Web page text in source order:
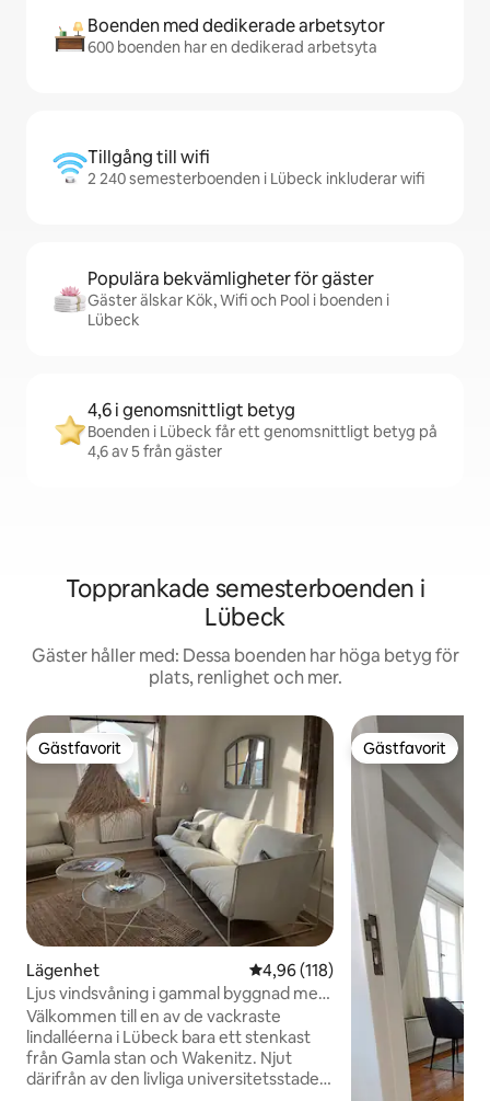
Boenden med dedikerade arbetsytor
600 boenden har en dedikerad arbetsyta
Tillgång till wifi
2 240 semesterboenden i Lübeck inkluderar wifi
Populära bekvämligheter för gäster
Gäster älskar Kök, Wifi och Pool i boenden i
Lübeck
4,6 i genomsnittligt betyg
Boenden i Lübeck får ett genomsnittligt betyg på
4,6 av 5 från gäster
Topprankade semesterboenden i
Lübeck
Gäster håller med: Dessa boenden har höga betyg för
plats, renlighet och mer.
Gästfavorit
Gästfavorit
Lägenhet 4,96 av 5 i genomsnittligt
4,96 (118)
Ljus vindsvåning i gammal byggnad med
XXL-terrass
Välkommen till en av de vackraste
lindalléerna i Lübeck bara ett stenkast
från Gamla stan och Wakenitz. Njut
därifrån av den livliga universitetsstaden
Gästfavorit
Gästfavorit